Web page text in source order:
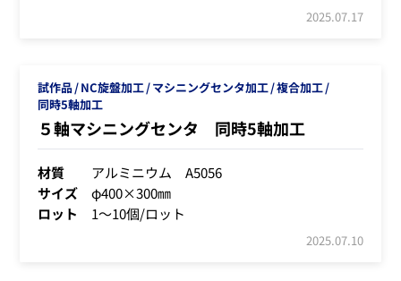
2025.07.17
試作品 NC旋盤加工 マシニングセンタ加工 複合加工
同時5軸加工
５軸マシニングセンタ 同時5軸加工
材質
アルミニウム A5056
サイズ
φ400×300㎜
ロット
1～10個/ロット
2025.07.10